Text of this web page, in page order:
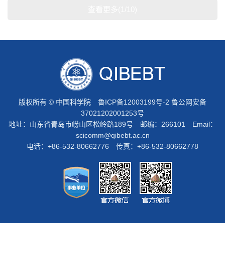
版权所有 © 中国科学院 鲁ICP备12003199号-2 鲁公网安备
37021202001253号
地址：山东省青岛市崂山区松岭路189号 邮编：266101 Email：
scicomm@qibebt.ac.cn
电话：+86-532-80662776 传真：+86-532-80662778